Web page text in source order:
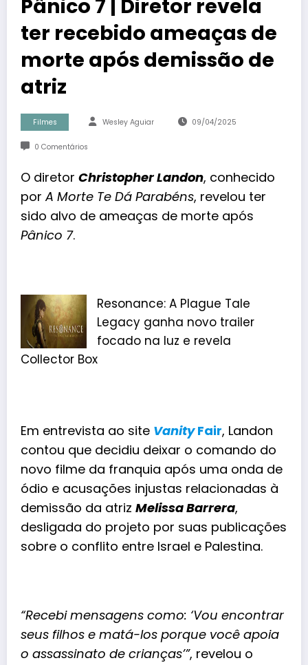
Pânico 7 | Diretor revela
ter recebido ameaças de
morte após demissão de
atriz
Filmes Wesley Aguiar 09/04/2025
0 Comentários
O diretor Christopher Landon, conhecido
porA Morte Te Dá Parabéns, revelou ter
sido alvo de ameaças de morte após
Pânico 7.
Resonance: A Plague Tale
Legacy ganha novo trailer
focado na luz e revela
Collector Box
Em entrevista ao site VanityFair, Landon
contou que decidiu deixar o comando do
novo filme da franquia após uma onda de
ódio e acusações injustas relacionadas à
demissão da atriz Melissa Barrera,
desligada do projeto por suas publicações
sobre o conflito entre Israel e Palestina.
“Recebi mensagens como: ‘Vou encontrar
seus filhos e matá-los porque você apoia
o assassinato de crianças’”, revelou o